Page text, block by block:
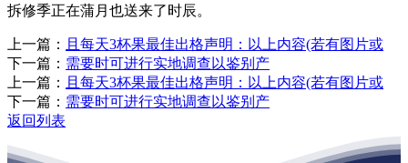
拆修季正在蒲月也送来了时辰。
上一篇：
且每天3杯果最佳出格声明：以上内容(若有图片或
下一篇： 需要时可进行实地调查以鉴别产
上一篇：
且每天3杯果最佳出格声明：以上内容(若有图片或
下一篇： 需要时可进行实地调查以鉴别产
返回列表